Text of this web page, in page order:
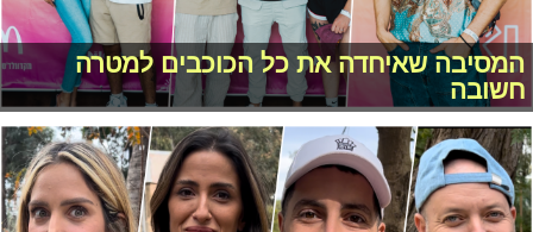
המסיבה שאיחדה את כל הכוכבים למטרה
חשובה